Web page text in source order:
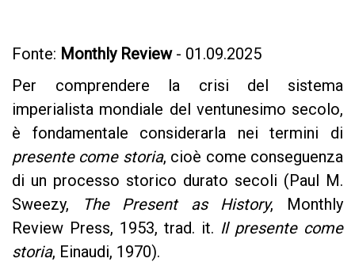
Fonte: Monthly Review- 01.09.2025
Per comprendere la crisi del sistema
imperialista mondiale del ventunesimo secolo,
è fondamentale considerarla nei termini di
presente come storia, cioè come conseguenza
di un processo storico durato secoli (Paul M.
Sweezy,
The Present as History, Monthly
Review Press, 1953, trad. it. Il presente come
storia, Einaudi, 1970).